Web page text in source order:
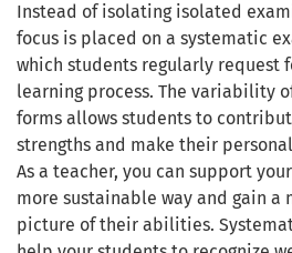
Instead of isolating isolated
focus is placed on a systematic
which students regularly request
learning process. The variability
forms allows students to
strengths and make their
As a teacher, you can support
more sustainable way and gain a
picture of their abilities.